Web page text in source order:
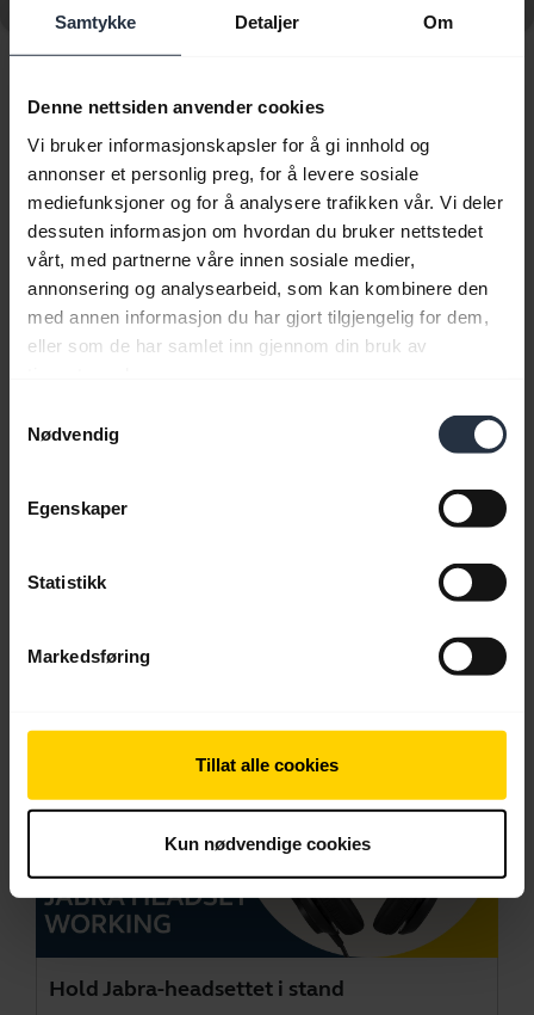
Samtykke Detaljer Om
Denne nettsiden anvender cookies
Vi bruker informasjonskapsler for å gi innhold og
annonser et personlig preg, for å levere sosiale
mediefunksjoner og for å analysere trafikken vår. Vi deler
dessuten informasjon om hvordan du bruker nettstedet
vårt, med partnerne våre innen sosiale medier,
annonsering og analysearbeid, som kan kombinere den
med annen informasjon du har gjort tilgjengelig for dem,
eller som de har samlet inn gjennom din bruk av
Nødvendig
Egenskaper
Statistikk
Markedsføring
Tillat alle cookies
Kun nødvendige cookies
Viser 10 av 10
Produktdokumenter
Hurtigstartguide
Hold Jabra-headsettet i stand